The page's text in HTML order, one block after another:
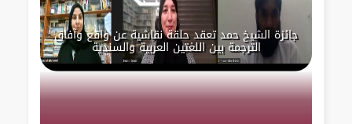
جائزة الشيخ حمد تعقد حلقة نقاشية عن واقع وآفاق
الترجمة بين اللغتين العربية والسندية